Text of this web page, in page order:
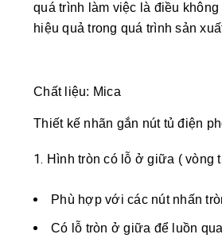
quá trình làm việc là điều
hiệu quả trong quá trình sản
Chất liệu: Mica
Thiết kế nhãn gắn nút tủ điện
Hình tròn có lỗ ở giữa ( vòng
Phù hợp với các nút nhấn
Có lỗ tròn ở giữa để luồn